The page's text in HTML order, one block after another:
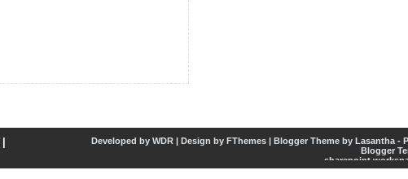
|
Developed by WDR | Design by FThemes | Blogger Theme by Lasantha -
Blogger
sharepoint